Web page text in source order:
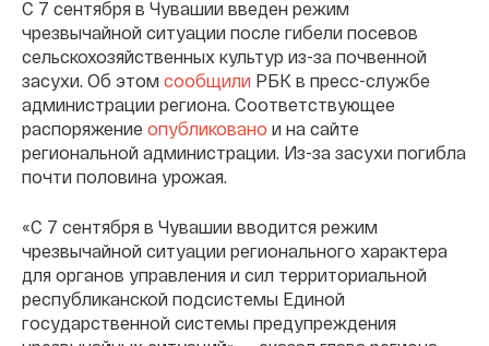
С 7 сентября в Чувашии введен режим
чрезвычайной ситуации после гибели посевов
сельскохозяйственных культур из-за почвенной
засухи. Об этом сообщили РБК в пресс-службе
администрации региона. Соответствующее
распоряжение опубликовано и на сайте
региональной администрации. Из-за засухи погибла
почти половина урожая.
«С 7 сентября в Чувашии вводится режим
чрезвычайной ситуации регионального характера
для органов управления и сил территориальной
республиканской подсистемы Единой
государственной системы предупреждения